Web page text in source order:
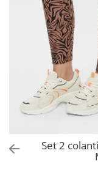
Pantaloni scurți
Chiloti Gravide
Sutiene / Bustiere /
Pijamale Gravide
Dresuri Gravide
Geci și Paltoane
Set 2